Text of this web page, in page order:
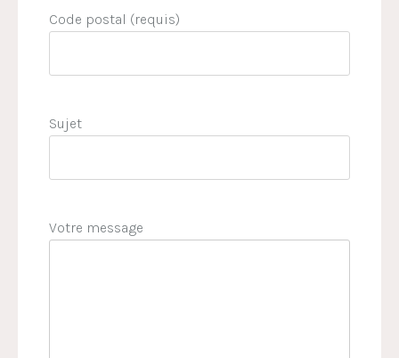
Code postal (requis)
Sujet
Votre message